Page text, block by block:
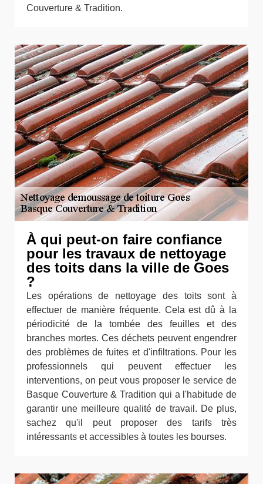
Couverture & Tradition.
À qui peut-on faire confiance
pour les travaux de nettoyage
des toits dans la ville de Goes
?
Les opérations de nettoyage des toits sont à
effectuer de manière fréquente. Cela est dû à la
périodicité de la tombée des feuilles et des
branches mortes. Ces déchets peuvent engendrer
des problèmes de fuites et d'infiltrations. Pour les
professionnels qui peuvent effectuer les
interventions, on peut vous proposer le service de
Basque Couverture & Tradition qui a l'habitude de
garantir une meilleure qualité de travail. De plus,
sachez qu'il peut proposer des tarifs très
intéressants et accessibles à toutes les bourses.